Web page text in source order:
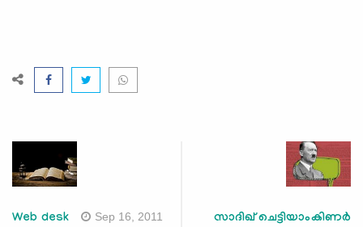
Web desk Sep 16, 2011 സാദിഖ് ചെട്ടിയാംകിണർ